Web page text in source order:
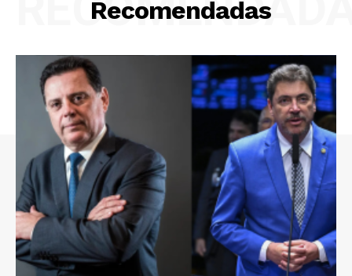
Recomendadas